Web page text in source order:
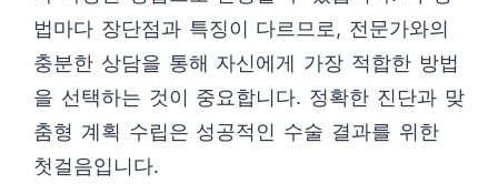
법마다 장단점과 특징이 다르므로, 전문가와의
충분한 상담을 통해 자신에게 가장 적합한 방법
을 선택하는 것이 중요합니다. 정확한 진단과 맞
춤형 계획 수립은 성공적인 수술 결과를 위한
첫걸음입니다.